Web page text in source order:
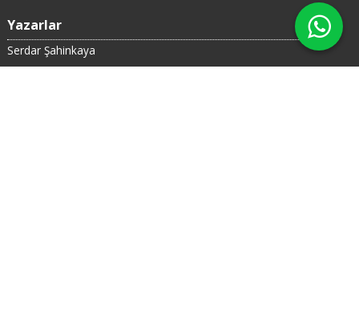
Yazarlar
Serdar Şahinkaya
Yılmaz Polat